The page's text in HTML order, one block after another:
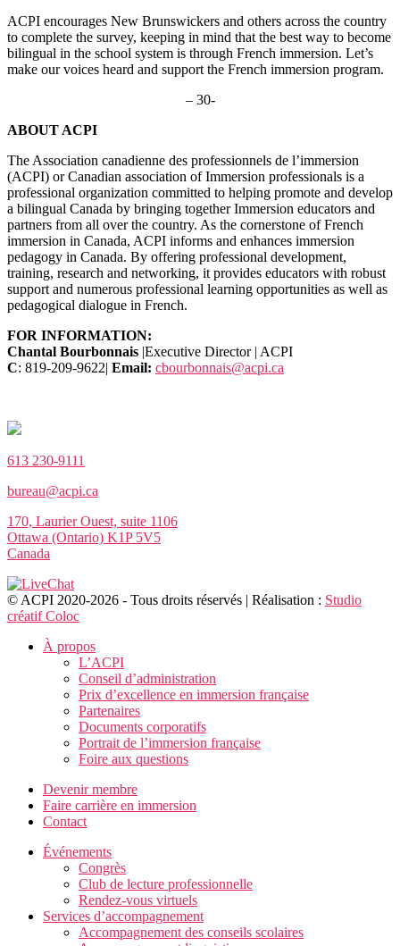
ACPI encourages New Brunswickers and others across the country
to complete the survey, keeping in mind that the best way to become
bilingual in the school system is through French immersion. Let’s
make our voices heard and support the French immersion program.
– 30-
ABOUT ACPI
The Association canadienne des professionnels de l’immersion
(ACPI) or Canadian association of Immersion professionals is a
professional organization committed to helping promote and develop
a bilingual Canada by bringing together Immersion educators and
partners from all over the country. As the cornerstone of French
immersion in Canada, ACPI informs and enhances immersion
pedagogy in Canada. By offering professional development,
training, research and networking, it provides educators with robust
support and numerous professional learning opportunities as well as
pedagogical dialogue in French.
FOR INFORMATION:
Chantal Bourbonnais |Executive Director | ACPI
C: 819-209-9622| Email: cbourbonnais@acpi.ca
613 230-9111
bureau@acpi.ca
170, Laurier Ouest, suite 1106
Ottawa (Ontario) K1P 5V5
Canada
© ACPI 2020-2026 - Tous droits réservés | Réalisation : Studio
créatif Coloc
À propos
L’ACPI
Conseil d’administration
Prix d’excellence en immersion française
Partenaires
Documents corporatifs
Portrait de l’immersion française
Foire aux questions
Devenir membre
Faire carrière en immersion
Contact
Événements
Congrès
Club de lecture professionnelle
Rendez-vous virtuels
Services d’accompagnement
Accompagnement des conseils scolaires